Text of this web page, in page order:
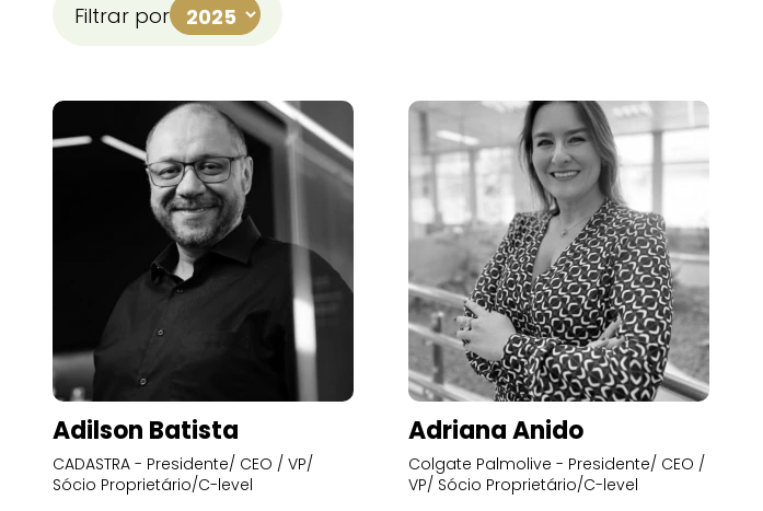
Filtrar por
Adilson Batista
CADASTRA - Presidente/ CEO / VP/
Sócio Proprietário/C-level
Adriana Anido
Colgate Palmolive - Presidente/ CEO /
VP/ Sócio Proprietário/C-level